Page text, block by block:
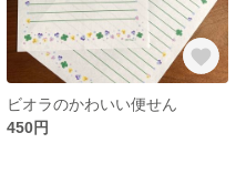
ビオラのかわいい便せん
450円